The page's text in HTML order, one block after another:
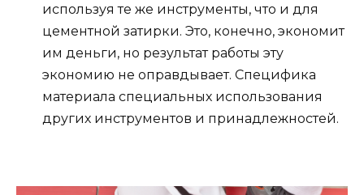
используя те же инструменты, что и для
цементной затирки. Это, конечно, экономит
им деньги, но результат работы эту
экономию не оправдывает. Специфика
материала специальных использования
других инструментов и принадлежностей.